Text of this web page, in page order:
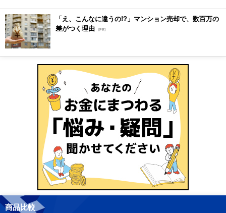
「え、こんなに違うの!?」マンション売却で、数百万の
差がつく理由 [PR]
商品比較